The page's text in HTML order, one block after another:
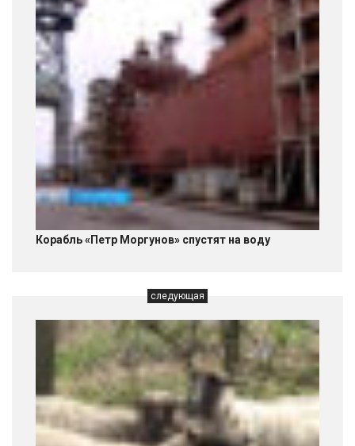
Корабль «Петр Моргунов» спустят на воду
следующая